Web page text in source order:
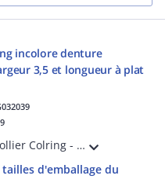
incolore denture
3,5 et longueur à plat
Legrand - Collier Colring - dent int polyamide 6/6 - l 3,5 - L 280 - incolore (blist)
d'emballage du